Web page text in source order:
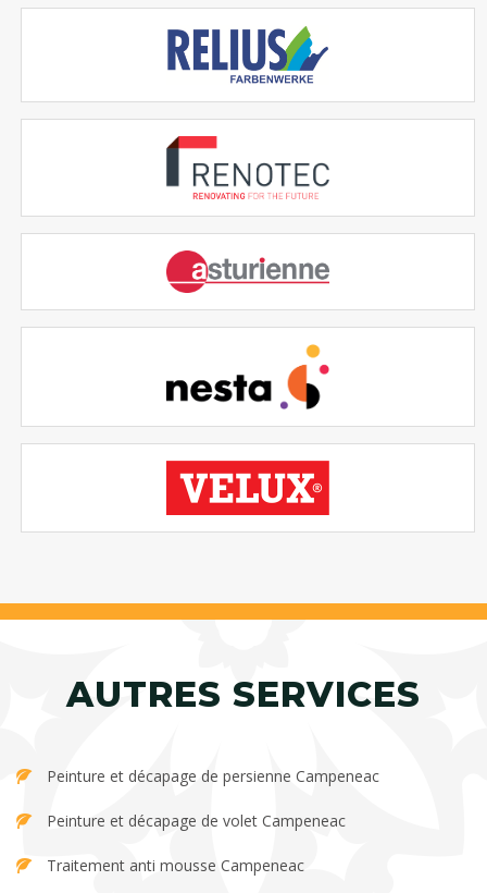
AUTRES SERVICES
Peinture et décapage de persienne Campeneac
Peinture et décapage de volet Campeneac
Traitement anti mousse Campeneac